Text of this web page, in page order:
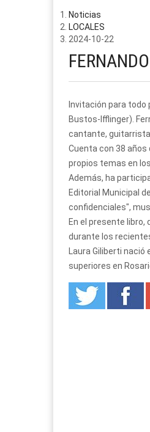
Noticias
LOCALES
2024-10-22
Invitación para todo
Bustos-Ifflinger).
cantante,
Cuenta con 38
propios temas en
Además, ha
Editorial Municipal
confidenciales",
En el presente
durante los
Laura Giliberti
superiores en